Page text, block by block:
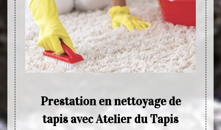
Prestation en nettoyage de
tapis avec Atelier du Tapis
Tout